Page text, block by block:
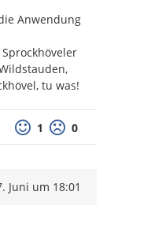
Anwendung
tu was!
Positive Bewertung
1 Negative
0
des Erstellens
des Erstellens
Juni um 18:01